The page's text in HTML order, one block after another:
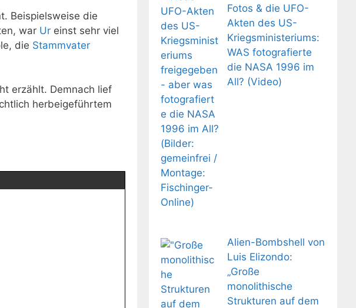
Beispielsweise die
war Ur einst sehr viel
die Stammvater
erzählt. Demnach lief
herbeigeführtem
Fotos & die UFO-
Akten des US-
Kriegsministeriums:
WAS fotografierte
die NASA 1996 im
All? (Video)
Alien-Bombshell von
Luis Elizondo:
„Große
monolithische
Strukturen auf dem